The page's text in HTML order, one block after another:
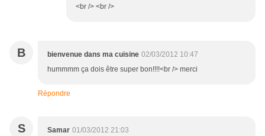
<br /> <br />
B bienvenue dans ma cuisine 02/03/2012 10:47
hummmm ça dois être super bon!!!!<br /> merci
Répondre
S Samar 01/03/2012 21:03